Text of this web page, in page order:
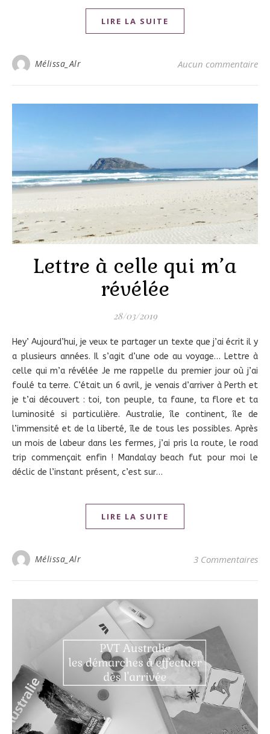
LIRE LA SUITE
Mélissa_Alr Aucun commentaire
Lettre à celle qui m’a
révélée
28/03/2019
Hey’ Aujourd’hui, je veux te partager un texte que j’ai écrit il y
a plusieurs années. Il s’agit d’une ode au voyage… Lettre à
celle qui m’a révélée Je me rappelle du premier jour où j’ai
foulé ta terre. C’était un 6 avril, je venais d’arriver à Perth et
je t’ai découvert : toi, ton peuple, ta faune, ta flore et ta
luminosité si particulière. Australie, île continent, île de
l’immensité et de la liberté, île de tous les possibles. Après
un mois de labeur dans les fermes, j’ai pris la route, le road
trip commençait enfin ! Mandalay beach fut pour moi le
déclic de l’instant présent, c’est sur…
LIRE LA SUITE
Mélissa_Alr 3 Commentaires